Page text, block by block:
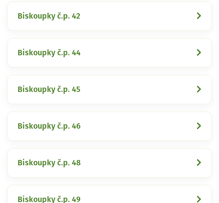
Biskoupky č.p. 42
Biskoupky č.p. 44
Biskoupky č.p. 45
Biskoupky č.p. 46
Biskoupky č.p. 48
Biskoupky č.p. 49